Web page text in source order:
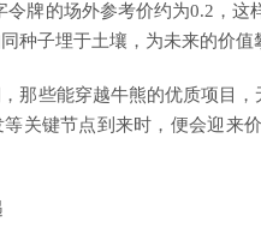
令牌的场外参考价约为0.2，
种子埋于土壤，为未来的价值
那些能穿越牛熊的优质项目
关键节点到来时，便会迎来